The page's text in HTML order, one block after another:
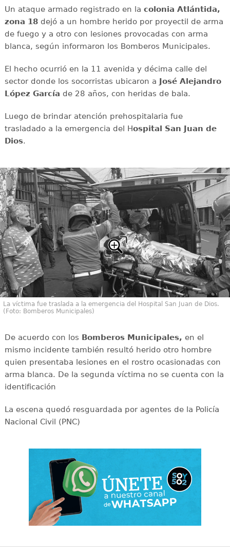
Un ataque armado registrado en la colonia Atlántida,
zona 18dejó a un hombre herido por proyectil de arma
de fuego y a otro con lesiones provocadas con arma
blanca, según informaron los Bomberos Municipales.
El hecho ocurrió en la 11 avenida y décima calle del
sector donde los socorristas ubicaron a José Alejandro
López García de 28 años, con heridas de bala.
Luego de brindar atención prehospitalaria fue
trasladado a la emergencia del Hospital San Juan de
Dios.
La víctima fue traslada a la emergencia del Hospital San Juan de Dios.
(Foto: Bomberos Municipales)
De acuerdo con los Bomberos Municipales, en el
mismo incidente también resultó herido otro hombre
quien presentaba lesiones en el rostro ocasionadas con
arma blanca. De la segunda víctima no se cuenta con la
identificación
La escena quedó resguardada por agentes de la Policía
Nacional Civil (PNC)